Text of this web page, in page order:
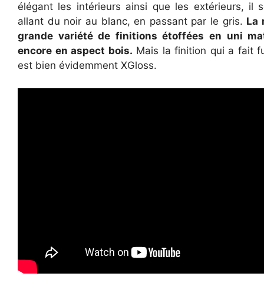
élégant les intérieurs ainsi que les extérieurs, il
allant du noir au blanc, en passant par le gris. La
grande variété de finitions étoffées en uni
encore en aspect bois. Mais la finition qui a fait
est bien évidemment XGloss.